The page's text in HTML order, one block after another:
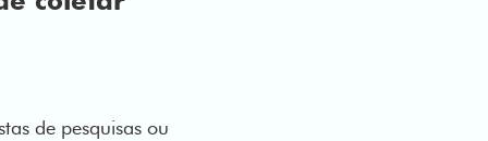
de pesquisas ou